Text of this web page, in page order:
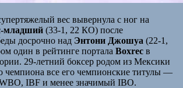
вес вывернула с ног на
младший (33-1, 22 КО) после
досрочно над Энтони Джошуа (22-1,
один в рейтинге портала Boxrec в
29-летний боксер родом из Мексики
чемпиона все его чемпионские титулы —
IBF и менее значимый IBO.